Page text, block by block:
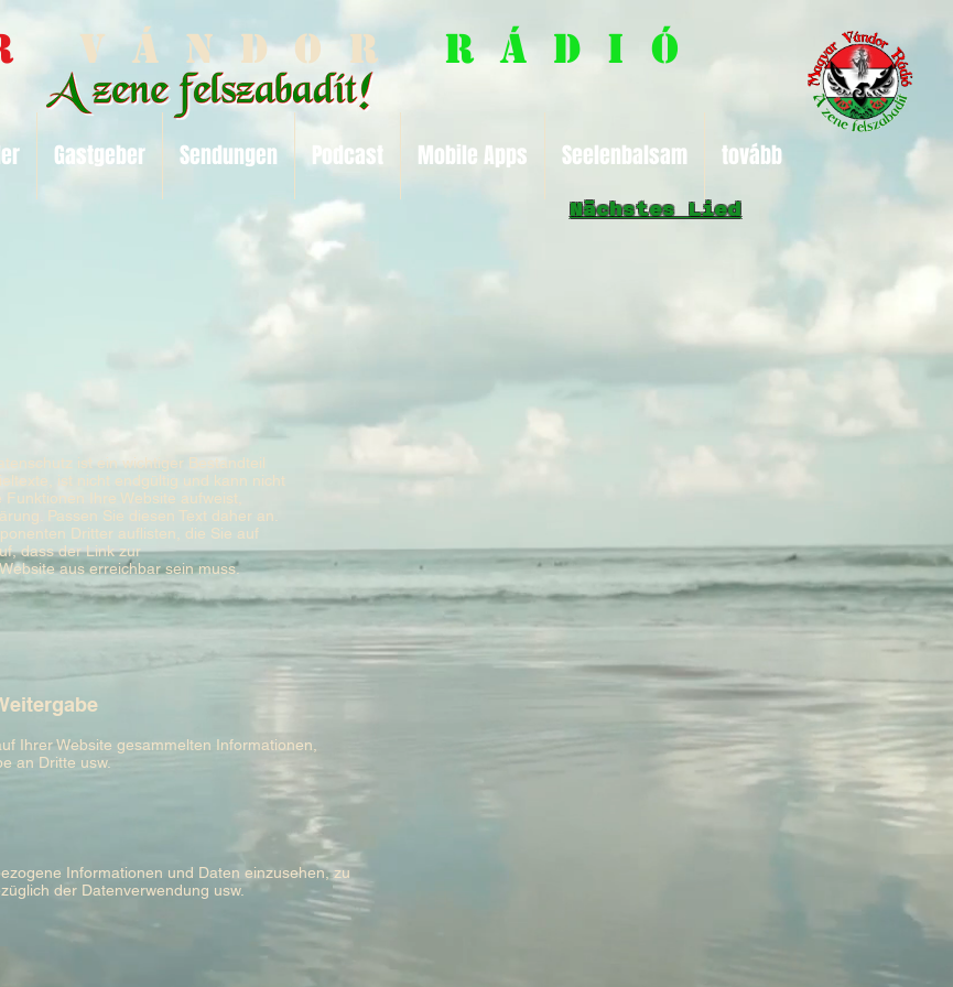
Gastgeber Sendungen Podcast Mobile Apps Seelenbalsam tovább
r V á n d o r R á d i ó
Nächstes Lied
ist ein wichtiger Bestandteil
ist nicht endgültig und kann nicht
Ihre Website aufweist,
Passen Sie diesen Text daher an.
Dritter auflisten, die Sie auf
dass der Link zur
aus erreichbar sein muss.
Ihrer Website gesammelten Informationen,
an Dritte usw.
Informationen und Daten einzusehen, zu
der Datenverwendung usw.